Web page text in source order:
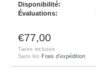
Disponibilité:
Évaluations:
€77,00
Taxes incluses
Sans les Frais d'expédition